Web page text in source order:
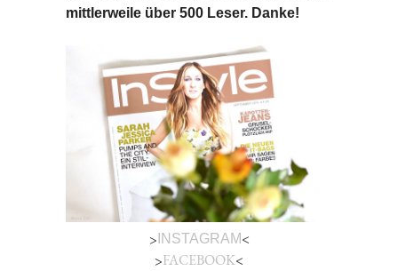
mittlerweile über 500 Leser. Danke!
> INSTAGRAM<
>FACEBOOK<